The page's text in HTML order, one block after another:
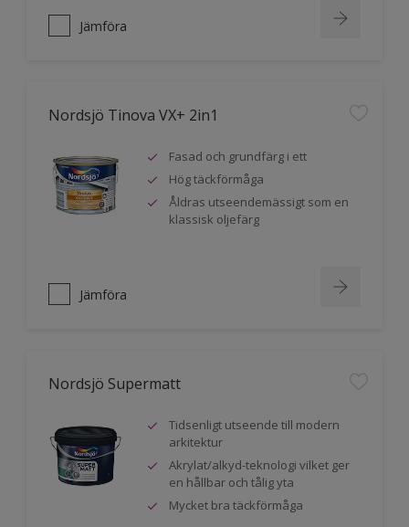
Jämföra
Nordsjö Tinova VX+ 2in1
Fasad och grundfärg i ett
Hög täckförmåga
Åldras utseendemässigt som en
klassisk oljefärg
Jämföra
Nordsjö Supermatt
Tidsenligt utseende till modern
arkitektur
Akrylat/alkyd-teknologi vilket ger
en hållbar och tålig yta
Mycket bra täckförmåga